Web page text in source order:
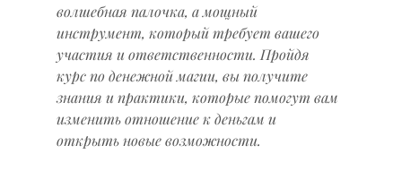
волшебная палочка, а мощный
инструмент, который требует вашего
участия и ответственности. Пройдя
курс по денежной магии, вы получите
знания и практики, которые помогут вам
изменить отношение к деньгам и
открыть новые возможности.